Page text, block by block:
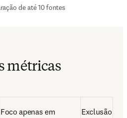
de até 10 fontes
métricas
Foco apenas em
Exclusão da